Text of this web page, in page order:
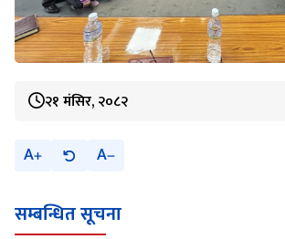
२१ मंसिर, २०८२
A A
सम्बन्धित सूचना